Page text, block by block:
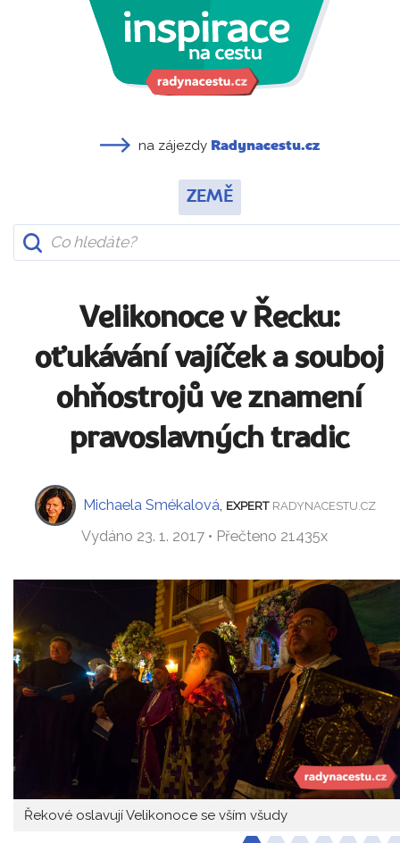
na zájezdy Radynacestu.cz
ZEMĚ
Velikonoce v Řecku:
oťukávání vajíček a souboj
ohňostrojů ve znamení
pravoslavných tradic
Michaela Smékalová EXPERT RADYNACESTU.CZ
Vydáno 23. 1. 2017 • Přečteno 21435x
Řekové oslavují Velikonoce se vším všudy